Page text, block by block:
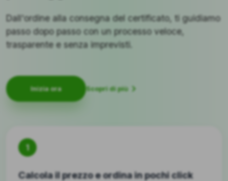
Dall'ordine alla consegna del certificato, ti guidiamo
passo dopo passo con un processo veloce,
trasparente e senza imprevisti.
Inizia ora Scopri di più
1
Calcola il prezzo e ordina in pochi click